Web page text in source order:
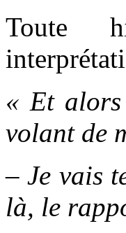
Toute
« Et
volant de
– Je vais
là, le